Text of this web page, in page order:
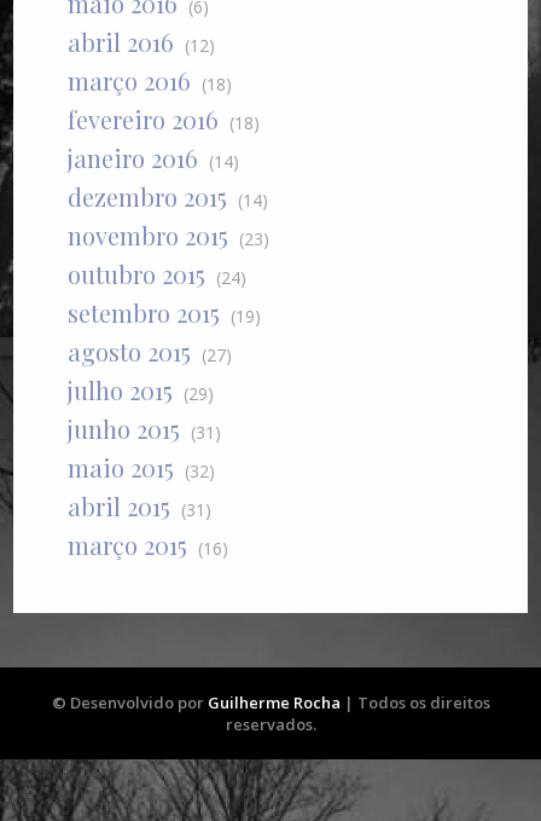
(6)
abril 2016 (12)
março 2016 (18)
fevereiro 2016 (18)
janeiro 2016 (14)
dezembro 2015 (14)
novembro 2015 (23)
outubro 2015 (24)
setembro 2015 (19)
agosto 2015 (27)
julho 2015 (29)
junho 2015 (31)
maio 2015 (32)
abril 2015 (31)
março 2015 (16)
© Desenvolvido por Guilherme Rocha | Todos os direitos
reservados.